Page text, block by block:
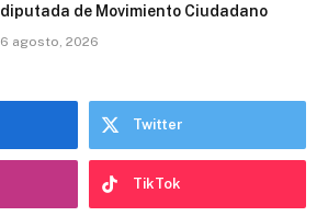
diputada de Movimiento Ciudadano
6 agosto, 2026
Twitter
TikTok